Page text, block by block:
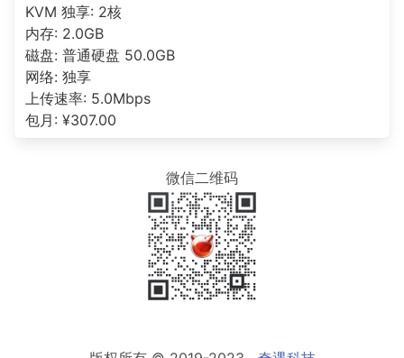
KVM 独享: 2核
内存: 2.0GB
磁盘: 普通硬盘 50.0GB
网络: 独享
上传速率: 5.0Mbps
包月: ¥307.00
微信二维码